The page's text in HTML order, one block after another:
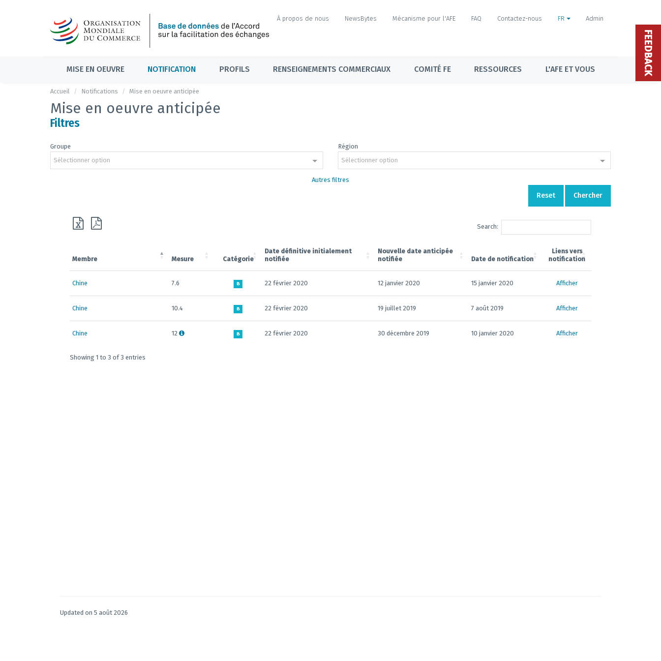
À propos de nous NewsBytes Mécanisme pour l'AFE FAQ Contactez-nous FR Admin
MISE EN OEUVRE NOTIFICATION PROFILS RENSEIGNEMENTS COMMERCIAUX COMITÉ FE RESSOURCES L'AFE ET VOUS
Accueil Notifications Mise en oeuvre anticipée
Mise en oeuvre anticipée
Filtres
Groupe
Sélectionner option
Région
Sélectionner option
Autres filtres
Reset Chercher
Search:
Membre Mesure Catégorie
Date définitive initialement
notifiée
Nouvelle date anticipée
notifiée
Date de notification
Liens vers
notification
Chine 7.6 B 22 février 2020 12 janvier 2020 15 janvier 2020 Afficher
Chine 10.4 B 22 février 2020 19 juillet 2019 7 août 2019 Afficher
Chine 12 B 22 février 2020 30 décembre 2019 10 janvier 2020 Afficher
Showing 1 to 3 of 3 entries
Updated on 5 août 2026
FEEDBACK